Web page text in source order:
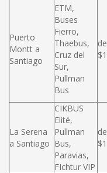
Puerto
Montt a
Santiago
ETM,
Buses
Fierro,
Thaebus,
Cruz del
Sur,
Pullman
Bus
La Serena
a Santiago
CIKBUS
Elité,
Pullman
Bus,
Paravias,
FIchtur VIP